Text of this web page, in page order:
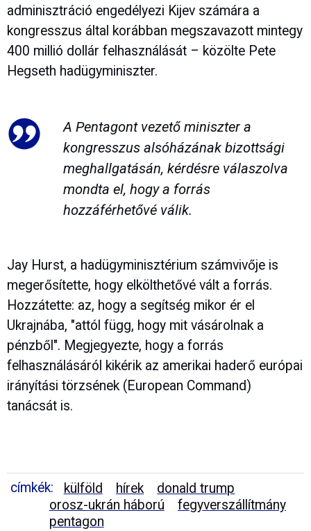
adminisztráció engedélyezi Kijev számára a
kongresszus által korábban megszavazott mintegy
400 millió dollár felhasználását – közölte Pete
Hegseth hadügyminiszter.
A Pentagont vezető miniszter a
kongresszus alsóházának bizottsági
meghallgatásán, kérdésre válaszolva
mondta el, hogy a forrás
hozzáférhetővé válik.
Jay Hurst, a hadügyminisztérium számvivője is
megerősítette, hogy elkölthetővé vált a forrás.
Hozzátette: az, hogy a segítség mikor ér el
Ukrajnába, "attól függ, hogy mit vásárolnak a
pénzből". Megjegyezte, hogy a forrás
felhasználásáról kikérik az amerikai haderő európai
irányítási törzsének (European Command)
tanácsát is.
címkék: külföld hírek
donald trump
orosz-ukrán háború
fegyverszállítmány
pentagon